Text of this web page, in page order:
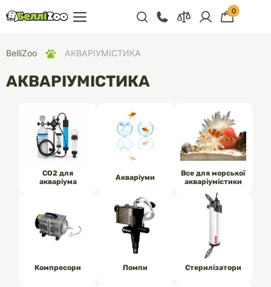
+38 (068) 300 91 91
+38 (093) 300 91 91
Відділ підтримки
+38 (068) 479 28
0
BelliZoo АКВАРІУМІСТИКА
АКВАРІУМІСТИКА
CO2 для
акваріума
Акваріуми
Все для морської
акваріумістики
Компресори Помпи Стерилізатори